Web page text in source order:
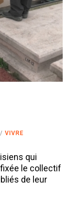
VIVRE
qui
le collectif
de leur